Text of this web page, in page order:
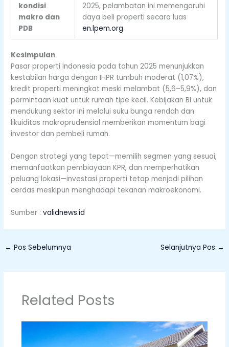
kondisi
makro dan
PDB
2025, pelambatan ini memengaruhi
daya beli properti secara luas
en.lpem.org.
Kesimpulan
Pasar properti Indonesia pada tahun 2025 menunjukkan
kestabilan harga dengan IHPR tumbuh moderat (1,07%),
kredit properti meningkat meski melambat (5,6–5,9%), dan
permintaan kuat untuk rumah tipe kecil. Kebijakan BI untuk
mendukung sektor ini melalui suku bunga rendah dan
likuiditas makroprudensial memberikan momentum bagi
investor dan pembeli rumah.
Dengan strategi yang tepat—memilih segmen yang sesuai,
memanfaatkan pembiayaan KPR, dan memperhatikan
peluang lokasi—investasi properti tetap menjadi pilihan
cerdas meskipun menghadapi tekanan makroekonomi.
Sumber : validnews.id
← Pos Sebelumnya Selanjutnya Pos →
Related Posts